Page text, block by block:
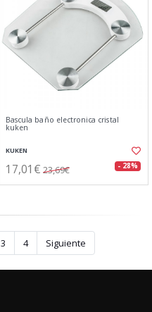
Bascula baño electronica cristal
kuken
KUKEN
17,01€ 23,69€ - 28%
3 4 Siguiente